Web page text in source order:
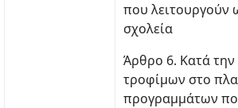
που λειτουργούν
σχολεία
Άρθρο 6. Κατά την
τροφίμων στο
προγραμμάτων